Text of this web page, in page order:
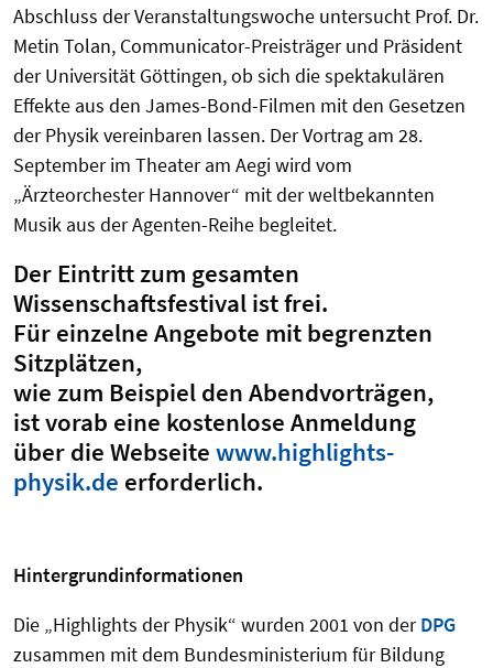
Abschluss der Veranstaltungswoche untersucht Prof. Dr.
Metin Tolan, Communicator-Preisträger und Präsident
der Universität Göttingen, ob sich die spektakulären
Effekte aus den James-Bond-Filmen mit den Gesetzen
der Physik vereinbaren lassen. Der Vortrag am 28.
September im Theater am Aegi wird vom
„Ärzteorchester Hannover“ mit der weltbekannten
Musik aus der Agenten-Reihe begleitet.
Der Eintritt zum gesamten
Wissenschaftsfestival ist frei.
Für einzelne Angebote mit begrenzten
Sitzplätzen,
wie zum Beispiel den Abendvorträgen,
ist vorab eine kostenlose Anmeldung
über die Webseite www.highlights-
physik.de erforderlich.
Hintergrundinformationen
Die „Highlights der Physik“ wurden 2001 von derDPG
zusammen mit dem Bundesministerium für Bildung